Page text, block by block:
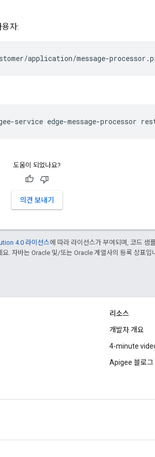
자:
application/message-
service edge-message-processor
도움이 되었나요?
의견 보내기
4.0 라이선스에 따라 라이선스가 부여되며, 코드 샘
요. 자바는 Oracle 및/또는 Oracle 계열사의 등록 상표입
리소스
개발자 개요
4-minute
Apigee 블로그